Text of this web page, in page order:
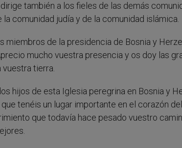
también a los fieles de las demás
comunidad judía y de la comunidad islámica.
miembros de la presidencia de Bosnia y
mucho vuestra presencia y os doy las
vuestra tierra.
hijos de esta Iglesia peregrina en Bosnia y
tenéis un lugar importante en el corazón
que todavía hace pesado vuestro